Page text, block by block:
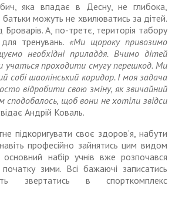
яка впадає в Десну, не глибока,
батьки можуть не хвилюватись за дітей.
Броварів. А, по-третє, територія табору
тренувань. «Ми щороку привозимо
необхідні приладдя. Вчимо дітей
учаться проходити смугу перешкод. Ми
собі шаолінський коридор. І моя задача
відробити свою зміну, як звичайний
щоб вони не хотіли звідси
Андрій Коваль.
підкоригувати своє здоров’я, набути
професійно зайнятись цим видом
набір учнів вже розпочався
зими. Всі бажаючі записатись
звертатись в спорткомплекс